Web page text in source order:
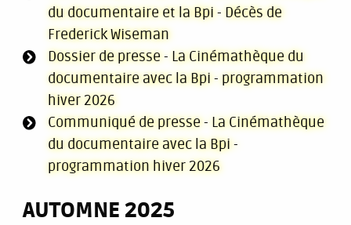
du documentaire et la Bpi - Décès de
Frederick Wiseman
Dossier de presse - La Cinémathèque du
documentaire avec la Bpi - programmation
hiver 2026
Communiqué de presse - La Cinémathèque
du documentaire avec la Bpi -
programmation hiver 2026
AUTOMNE 2025